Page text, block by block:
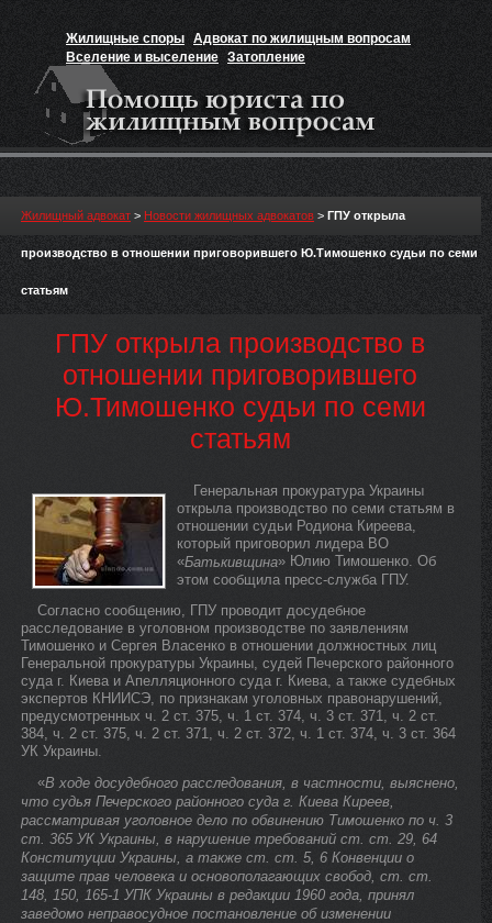
Жилищные споры Адвокат по жилищным вопросам
Вселение и выселение Затопление
Признание прав на жильё
Жилищный адвокат > Новости жилищных адвокатов > ГПУ открыла
производство в отношении приговорившего Ю.Тимошенко судьи по семи
статьям
ГПУ открыла производство в
отношении приговорившего
Ю.Тимошенко судьи по семи
статьям
Генеральная прокуратура Украины
открыла производство по семи статьям в
отношении судьи Родиона Киреева,
который приговорил лидера ВО
«Батькивщина» Юлию Тимошенко. Об
этом сообщила пресс-служба ГПУ.
Согласно сообщению, ГПУ проводит досудебное
расследование в уголовном производстве по заявлениям
Тимошенко и Сергея Власенко в отношении должностных лиц
Генеральной прокуратуры Украины, судей Печерского районного
суда г. Киева и Апелляционного суда г. Киева, а также судебных
экспертов КНИИСЭ, по признакам уголовных правонарушений,
предусмотренных ч. 2 ст. 375, ч. 1 ст. 374, ч. 3 ст. 371, ч. 2 ст.
384, ч. 2 ст. 375, ч. 2 ст. 371, ч. 2 ст. 372, ч. 1 ст. 374, ч. 3 ст. 364
УК Украины.
«В ходе досудебного расследования, в частности, выяснено,
что судья Печерского районного суда г. Киева Киреев,
рассматривая уголовное дело по обвинению Тимошенко по ч. 3
ст. 365 УК Украины, в нарушение требований ст. ст. 29, 64
Конституции Украины, а также ст. ст. 5, 6 Конвенции о
защите прав человека и основополагающих свобод, ст. ст.
148, 150, 165-1 УПК Украины в редакции 1960 года, принял
заведомо неправосудное постановление об изменении